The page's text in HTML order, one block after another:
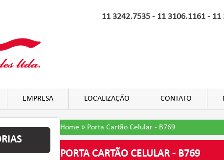
11 3242.7535 - 11 3106.1161 - 11
EMPRESA LOCALIZAÇÃO CONTATO
Home » Porta Cartão Celular - B769
PORTA CARTÃO CELULAR - B769